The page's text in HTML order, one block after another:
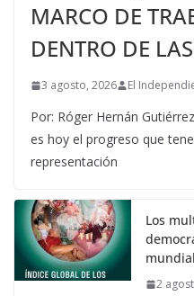
MARCO DE
DENTRO DE
3 agosto, 2026 El
Por: Róger Hernán
es hoy el progreso que
representación
Los
2